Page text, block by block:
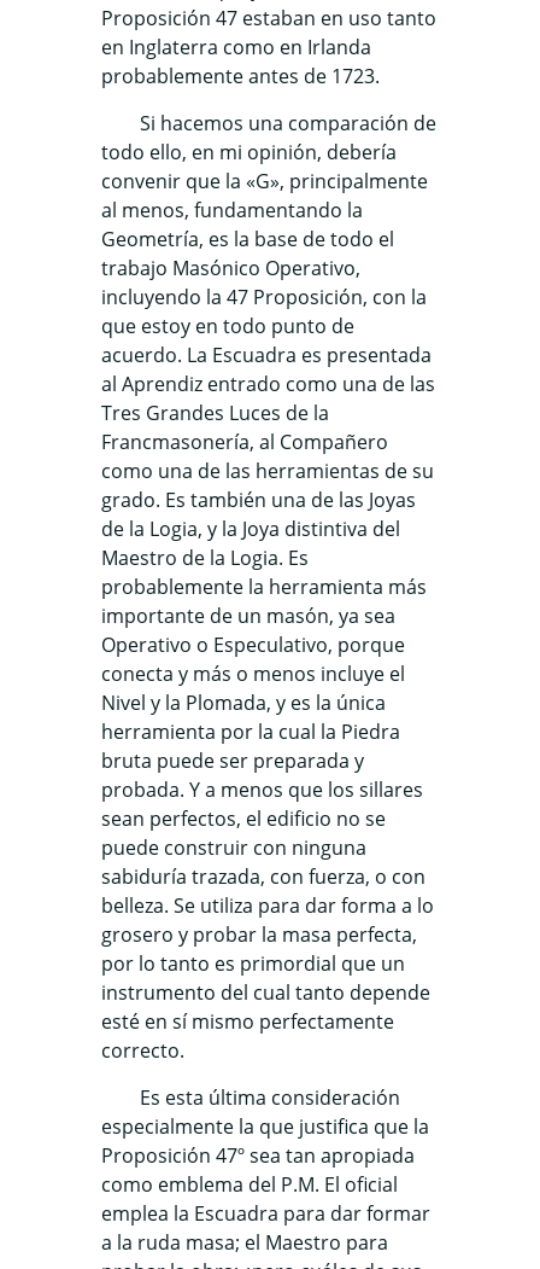
Proposición 47 estaban en uso tanto
en Inglaterra como en Irlanda
probablemente antes de 1723.
Si hacemos una comparación de
todo ello, en mi opinión, debería
convenir que la «G», principalmente
al menos, fundamentando la
Geometría, es la base de todo el
trabajo Masónico Operativo,
incluyendo la 47 Proposición, con la
que estoy en todo punto de
acuerdo. La Escuadra es presentada
al Aprendiz entrado como una de las
Tres Grandes Luces de la
Francmasonería, al Compañero
como una de las herramientas de su
grado. Es también una de las Joyas
de la Logia, y la Joya distintiva del
Maestro de la Logia. Es
probablemente la herramienta más
importante de un masón, ya sea
Operativo o Especulativo, porque
conecta y más o menos incluye el
Nivel y la Plomada, y es la única
herramienta por la cual la Piedra
bruta puede ser preparada y
probada. Y a menos que los sillares
sean perfectos, el edificio no se
puede construir con ninguna
sabiduría trazada, con fuerza, o con
belleza. Se utiliza para dar forma a lo
grosero y probar la masa perfecta,
por lo tanto es primordial que un
instrumento del cual tanto depende
esté en sí mismo perfectamente
correcto.
Es esta última consideración
especialmente la que justifica que la
Proposición 47º sea tan apropiada
como emblema del P.M. El oficial
emplea la Escuadra para dar formar
a la ruda masa; el Maestro para